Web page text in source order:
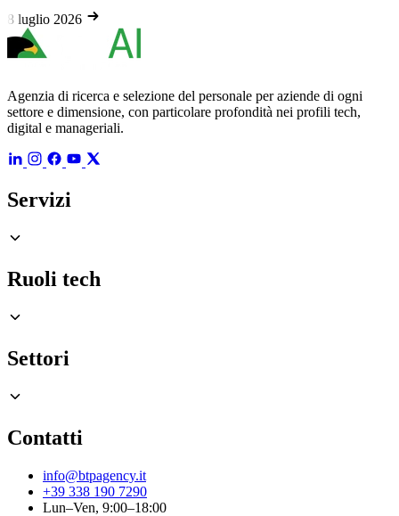
2026
Agenzia di ricerca e selezione del personale per aziende di ogni
settore e dimensione, con particolare profondità nei profili tech,
digital e manageriali.
Servizi
Ruoli tech
Settori
Contatti
info@btpagency.it
+39 338 190 7290
Lun–Ven, 9:00–18:00